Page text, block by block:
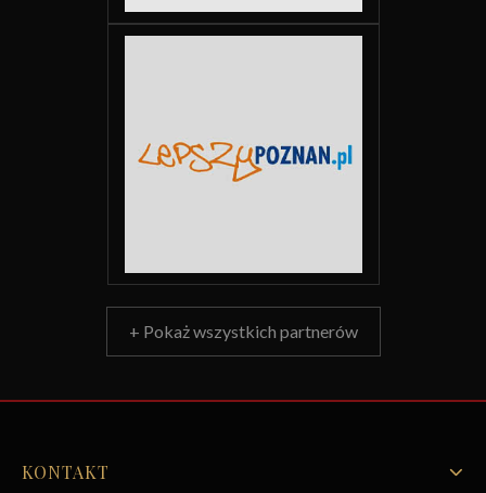
+ Pokaż wszystkich partnerów
KONTAKT